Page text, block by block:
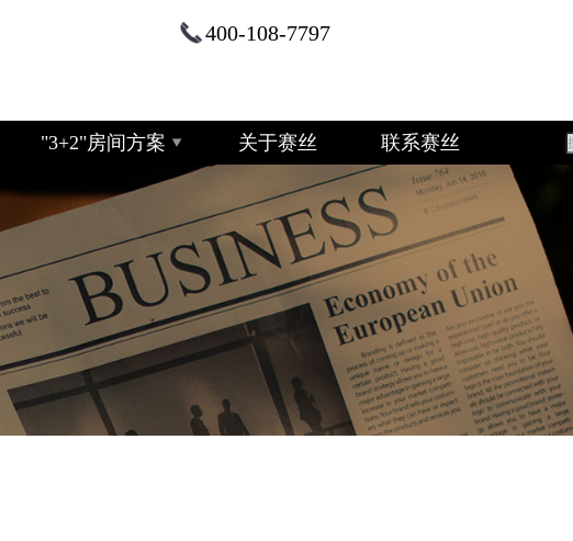
400-108-7797
"3+2"房间方案 关于赛丝 联系赛丝